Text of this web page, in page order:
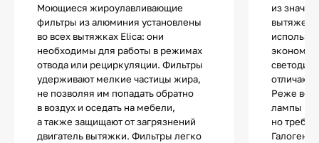
Моющиеся жироулавливающие
фильтры из алюминия установлены
во всех вытяжках Elica: они
необходимы для работы в режимах
отвода или рециркуляции. Фильтры
удерживают мелкие частицы жира,
не позволяя им попадать обратно
в воздух и оседать на мебели,
а также защищают от загрязнений
двигатель вытяжки. Фильтры легко
из
вытяжек.
Реже
лампы
но